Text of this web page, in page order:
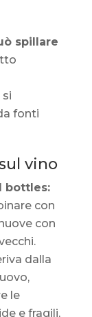
spillare
fonti
vino
bottles:
con
con
dalla
le
e fragili,